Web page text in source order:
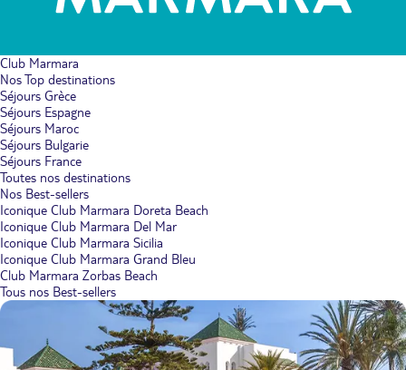
Club Marmara
Nos Top destinations
Séjours Grèce
Séjours Espagne
Séjours Maroc
Séjours Bulgarie
Séjours France
Toutes nos destinations
Nos Best-sellers
Iconique Club Marmara Doreta Beach
Iconique Club Marmara Del Mar
Iconique Club Marmara Sicilia
Iconique Club Marmara Grand Bleu
Club Marmara Zorbas Beach
Tous nos Best-sellers